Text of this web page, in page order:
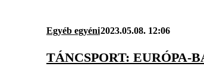
Egyéb egyéni2023.05.08. 12:06
TÁNCSPORT: EURÓPA-